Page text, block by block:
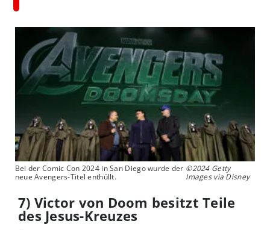
Bei der Comic Con 2024 in San Diego wurde der
neue Avengers-Titel enthüllt.
©2024 Getty
Images via Disney
7) Victor von Doom besitzt Teile
des Jesus-Kreuzes